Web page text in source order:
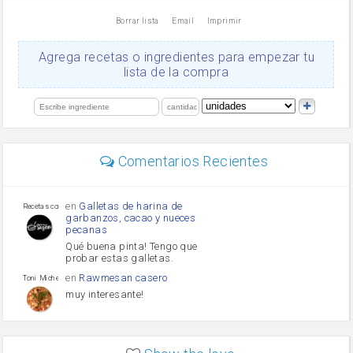
Ajos
Levadura
limón
Borrar lista Email Imprimir
Agrega recetas o ingredientes para empezar tu
lista de la compra
Comentarios Recientes
Recetas con sazon
en Galletas de harina de
garbanzos, cacao y nueces
pecanas
Qué buena pinta! Tengo que
probar estas galletas.
Toni Michel Caubet
en Rawmesan casero
muy interesante!
enLasaña casera fácil y